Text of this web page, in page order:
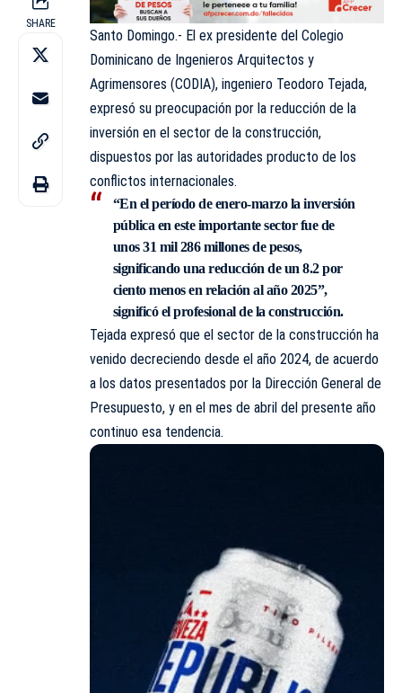
SHARE
Santo Domingo.- El ex presidente del Colegio
Dominicano de Ingenieros Arquitectos y
Agrimensores (CODIA), ingeniero Teodoro Tejada,
expresó su preocupación por la reducción de la
inversión en el sector de la construcción,
dispuestos por las autoridades producto de los
conflictos internacionales.
“En el período de enero-marzo la inversión
pública en este importante sector fue de
unos 31 mil 286 millones de pesos,
significando una reducción de un 8.2 por
ciento menos en relación al año 2025”,
significó el profesional de la construcción.
Tejada expresó que el sector de la construcción ha
venido decreciendo desde el año 2024, de acuerdo
a los datos presentados por la Dirección General de
Presupuesto, y en el mes de abril del presente año
continuo esa tendencia.